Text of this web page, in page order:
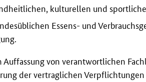
kulturellen und
Essens- und
von verantwortlichen
der vertraglichen